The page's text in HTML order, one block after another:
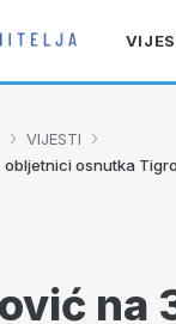
› VIJESTI ›
osnutka
na